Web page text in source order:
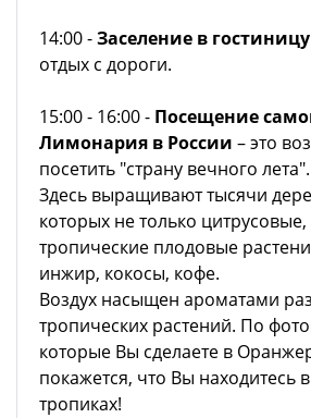
14:00 -Заселение в гостиницу
отдых с дороги.
15:00 - 16:00 - Посещение
Лимонария в России – это
посетить "страну вечного лета".
Здесь выращивают тысячи
которых не только
тропические плодовые
инжир, кокосы, кофе.
Воздух насыщен ароматами
тропических растений. По
которые Вы сделаете в
покажется, что Вы находитесь
тропиках!